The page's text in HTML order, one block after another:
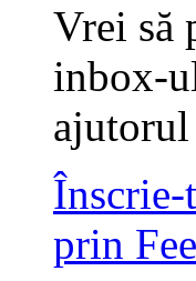
Vrei să
inbox-
ajutorul
Înscrie-
prin